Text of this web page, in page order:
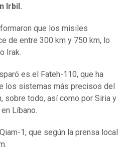
Irbil.
que los misiles
de entre 300 km y 750 km, lo
Irak.
es el Fateh-110, que ha
los sistemas más precisos del
sobre todo, así como por Siria y
Líbano.
1, que según la prensa local